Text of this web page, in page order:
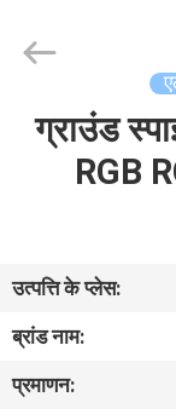
घर
हमारे
बारे
में
LIGHTING
LIMITED.
ग्राउंड
RGB
उत्पत्ति के प्लेस:
ब्रांड नाम:
प्रमाणन: